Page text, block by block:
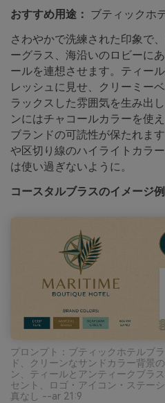
おすすめ用途： ブティックホ
さわやかで洗練された印象で
ーグラス、海沿いのロビーに
ールを連想させます。ティー
レッシュに見せ、クリーミー
ラックスした雰囲気を生み出
ンにはチャコールカラーを使
ブランドの可読性が保たれま
や区切り線のハイライトカラ
は使い過ぎないように。
コースタルブラスのイメージ
プロンプト：ブティックホテルブ
ド、クリーンなサンドカラー背景
ン、ティールとアンティークブラ
セント、ロゴ・アイコン・ステー
真なし --ar 21:9